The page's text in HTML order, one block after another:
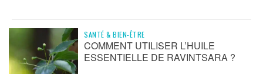
SANTÉ & BIEN-ÊTRE
COMMENT UTILISER L’HUILE
ESSENTIELLE DE RAVINTSARA ?